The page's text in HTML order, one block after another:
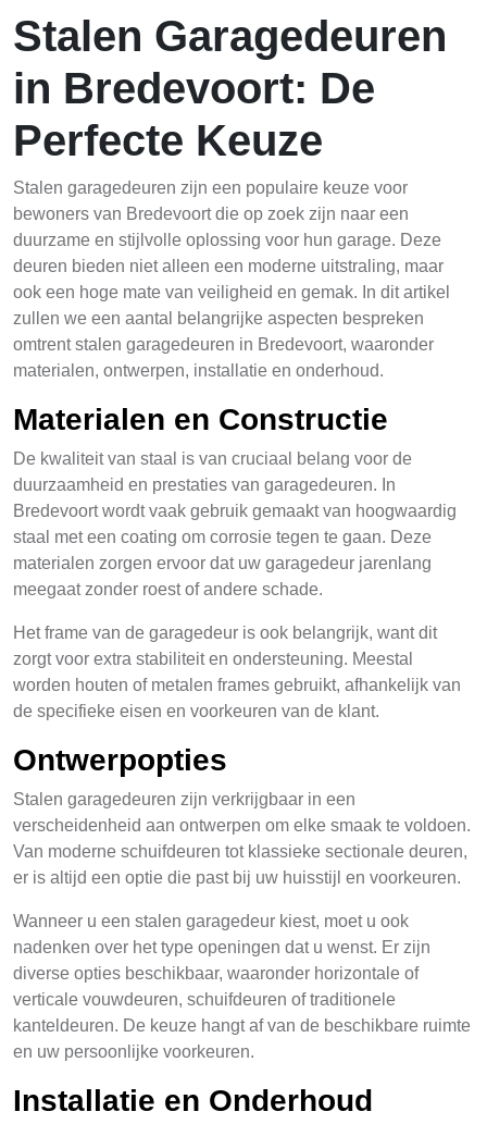
Stalen Garagedeuren
in Bredevoort: De
Perfecte Keuze
Stalen garagedeuren zijn een populaire keuze voor
bewoners van Bredevoort die op zoek zijn naar een
duurzame en stijlvolle oplossing voor hun garage. Deze
deuren bieden niet alleen een moderne uitstraling, maar
ook een hoge mate van veiligheid en gemak. In dit artikel
zullen we een aantal belangrijke aspecten bespreken
omtrent stalen garagedeuren in Bredevoort, waaronder
materialen, ontwerpen, installatie en onderhoud.
Materialen en Constructie
De kwaliteit van staal is van cruciaal belang voor de
duurzaamheid en prestaties van garagedeuren. In
Bredevoort wordt vaak gebruik gemaakt van hoogwaardig
staal met een coating om corrosie tegen te gaan. Deze
materialen zorgen ervoor dat uw garagedeur jarenlang
meegaat zonder roest of andere schade.
Het frame van de garagedeur is ook belangrijk, want dit
zorgt voor extra stabiliteit en ondersteuning. Meestal
worden houten of metalen frames gebruikt, afhankelijk van
de specifieke eisen en voorkeuren van de klant.
Ontwerpopties
Stalen garagedeuren zijn verkrijgbaar in een
verscheidenheid aan ontwerpen om elke smaak te voldoen.
Van moderne schuifdeuren tot klassieke sectionale deuren,
er is altijd een optie die past bij uw huisstijl en voorkeuren.
Wanneer u een stalen garagedeur kiest, moet u ook
nadenken over het type openingen dat u wenst. Er zijn
diverse opties beschikbaar, waaronder horizontale of
verticale vouwdeuren, schuifdeuren of traditionele
kanteldeuren. De keuze hangt af van de beschikbare ruimte
en uw persoonlijke voorkeuren.
Installatie en Onderhoud